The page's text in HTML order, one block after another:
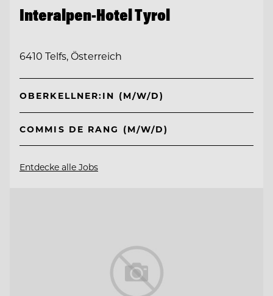
Interalpen-Hotel Tyrol
6410 Telfs, Österreich
OBERKELLNER:IN (M/W/D)
COMMIS DE RANG (M/W/D)
Entdecke alle Jobs